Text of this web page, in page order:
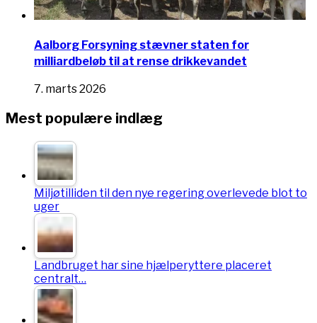
Aalborg Forsyning stævner staten for
milliardbeløb til at rense drikkevandet
7. marts 2026
Mest populære indlæg
Miljøtilliden til den nye regering overlevede blot to
uger
Landbruget har sine hjælperyttere placeret
centralt…